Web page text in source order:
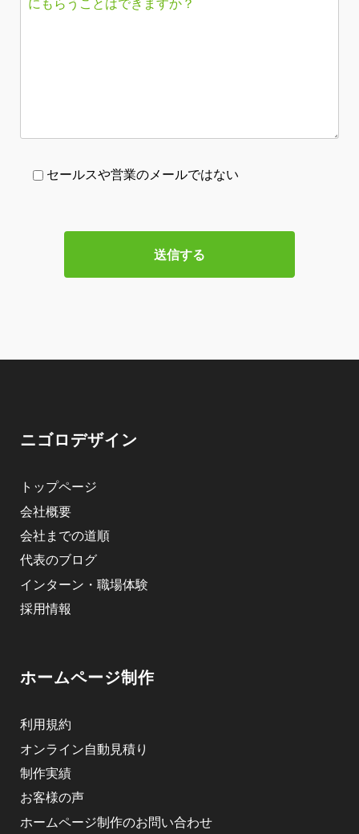
セールスや営業のメールではない
ニゴロデザイン
トップページ
会社概要
会社までの道順
代表のブログ
インターン・職場体験
採用情報
ホームページ制作
利用規約
オンライン自動見積り
制作実績
お客様の声
ホームページ制作のお問い合わせ